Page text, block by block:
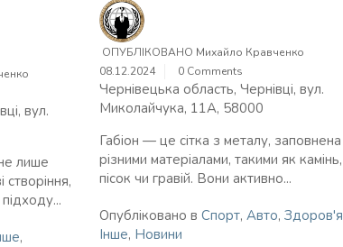
вул.
лише
створіння,
,
ОПУБЛІКОВАНО Михайло Кравченко
08.12.2024
0 Comments
Чернівецька область, Чернівці, вул.
Миколайчука, 11А, 58000
Габіон — це сітка з металу, заповнена
різними матеріалами, такими як камінь,
пісок чи гравій. Вони активно...
Опубліковано в Спорт, Авто, Здоров'я
Інше, Новини